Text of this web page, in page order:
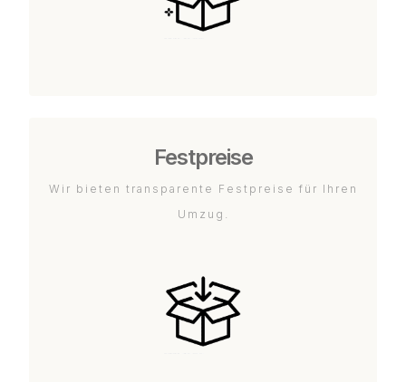
Festpreise
Wir bieten transparente Festpreise für Ihren
Umzug.